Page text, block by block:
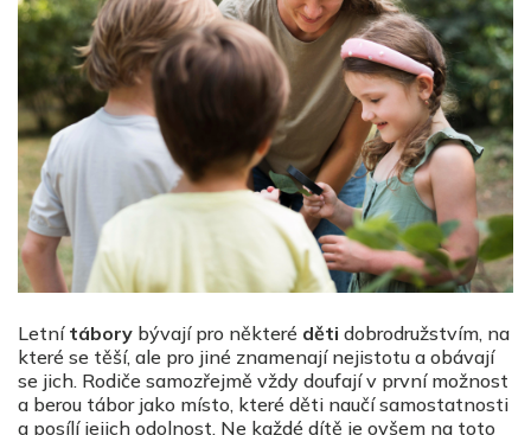
Letní tábory bývají pro některé děti dobrodružstvím, na
které se těší, ale pro jiné znamenají nejistotu a obávají
se jich. Rodiče samozřejmě vždy doufají v první možnost
a berou tábor jako místo, které děti naučí samostatnosti
a posílí jejich odolnost. Ne každé dítě je ovšem na toto